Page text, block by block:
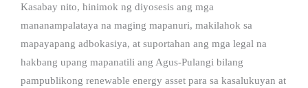
Kasabay nito, hinimok ng diyosesis ang mga
mananampalataya na maging mapanuri, makilahok sa
mapayapang adbokasiya, at suportahan ang mga legal na
hakbang upang mapanatili ang Agus-Pulangi bilang
pampublikong renewable energy asset para sa kasalukuyan at